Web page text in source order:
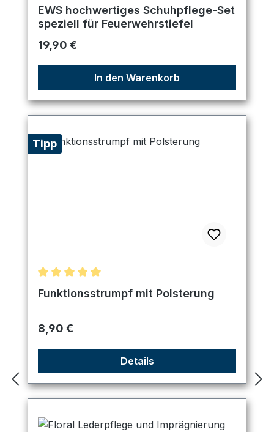
Durchschnittliche Bewertung von 5 von 5 Sternen
EWS hochwertiges Schuhpflege-Set
speziell für Feuerwehrstiefel
Regulärer Preis:
19,90 €
In den Warenkorb
Tipp
Durchschnittliche Bewertung von 5 von 5 Sternen
Funktionsstrumpf mit Polsterung
Regulärer Preis:
8,90 €
Details